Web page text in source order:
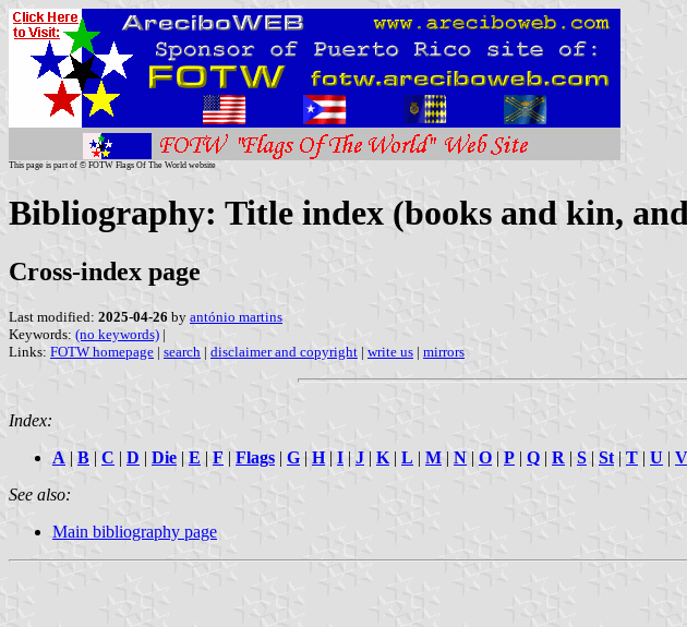
This page is part of © FOTW Flags Of The World website
Bibliography: Title index (books and kin,
Cross-index page
Last modified: 2025-04-26 by antónio martins
Keywords: (no keywords) |
Links: FOTW homepage | search | disclaimer and copyright | write us | mirrors
Index:
A | B | C | D | Die | E | F | Flags | G | H| I | J | K | L | M | N | O | P | Q | R | S | St | T | U | V
See also:
Main bibliography page